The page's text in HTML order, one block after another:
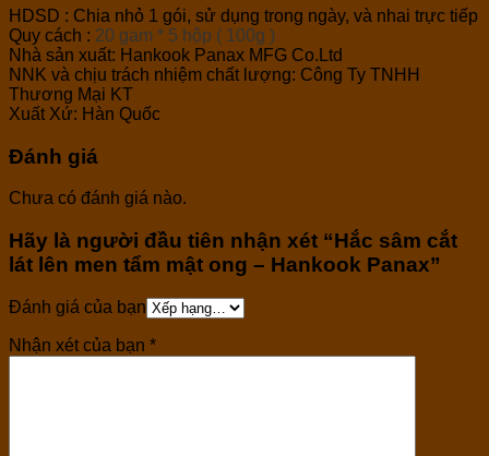
HDSD : Chia nhỏ 1 gói, sử dụng trong ngày, và nhai trực tiếp
Quy cách : 20 gam * 5 hộp ( 100g )
Nhà sản xuất: Hankook Panax MFG Co.Ltd
NNK và chịu trách nhiệm chất lượng: Công Ty TNHH
Thương Mại KT
Xuất Xứ: Hàn Quốc
Đánh giá
Chưa có đánh giá nào.
Hãy là người đầu tiên nhận xét “Hắc sâm cắt
lát lên men tẩm mật ong – Hankook Panax”
Đánh giá của bạn
Nhận xét của bạn *